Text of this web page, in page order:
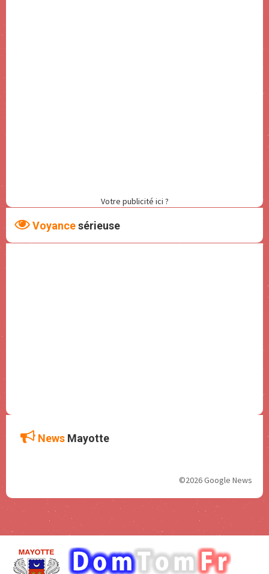
Votre publicité ici ?
Voyancesérieuse
News Mayotte
©2026 Google News